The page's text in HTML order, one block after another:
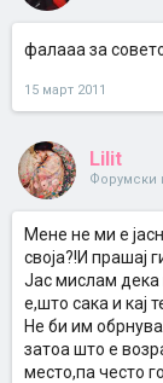
фалааа за
15 март 2011
Lilit
Форумски
Мене не ми е
своја?!И прашај
Јас мислам дека
е,што сака и кај
Не би им
затоа што е
место,па често